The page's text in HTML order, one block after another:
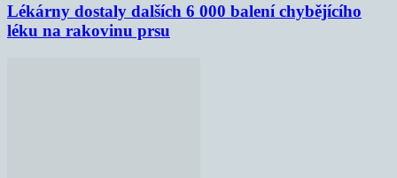
Lékárny dostaly dalších 6 000 balení chybějícího
léku na rakovinu prsu